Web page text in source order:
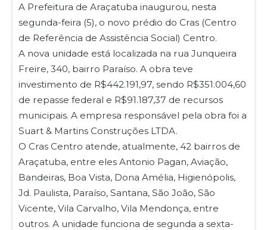
A Prefeitura de Araçatuba inaugurou, nesta
segunda-feira (5), o novo prédio do Cras (Centro
de Referência de Assistência Social) Centro.
A nova unidade está localizada na rua Junqueira
Freire, 340, bairro Paraíso. A obra teve
investimento de R$442.191,97, sendo R$351.004,60
de repasse federal e R$91.187,37 de recursos
municipais. A empresa responsável pela obra foi a
Suart & Martins Construções LTDA.
O Cras Centro atende, atualmente, 42 bairros de
Araçatuba, entre eles Antonio Pagan, Aviação,
Bandeiras, Boa Vista, Dona Amélia, Higienópolis,
Jd. Paulista, Paraíso, Santana, São João, São
Vicente, Vila Carvalho, Vila Mendonça, entre
outros. A unidade funciona de segunda a sexta-